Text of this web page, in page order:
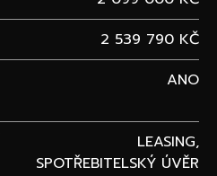
2 539 790 KČ
ANO
LEASING,
SPOTŘEBITELSKÝ ÚVĚR